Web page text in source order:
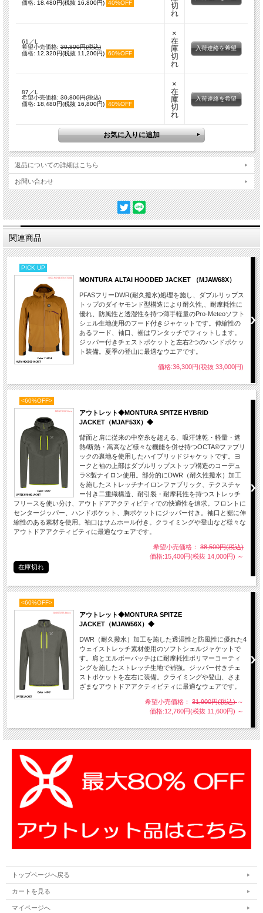
価格: 18,480円(税抜 16,800円) 40%OFF
切
れ
61／L
希望小売価格:30,800円(税込)
価格: 12,320円(税抜 11,200円) 60%OFF
×
在
庫
切
れ
入荷連絡を希望
87／L
希望小売価格:30,800円(税込)
価格: 18,480円(税抜 16,800円) 40%OFF
×
在
庫
切
れ
入荷連絡を希望
返品についての詳細はこちら
お問い合わせ
関連商品
PICK UP
MONTURA ALTAI HOODED JACKET （MJAW68X）
PFASフリーDWR(耐久撥水)処理を施し、ダブルリップス
トップのダイヤモンド型構造により耐久性,、耐摩耗性に
優れ、防風性と透湿性を持つ薄手軽量のPro-Meteoソフト
シェル生地使用のフード付きジャケットです。伸縮性の
あるフード、袖口、裾はワンタッチでフィットします。
ジッパー付きチェストポケットと左右2つのハンドポケッ
ト装備。夏季の登山に最適なウエアです。
価格:36,300円(税抜 33,000円)
<60%OFF>
アウトレット◆MONTURA SPITZE HYBRID
JACKET（MJAF53X）◆
背面と肩に従来の中空糸を超える、吸汗速乾・軽量・遮
熱/断熱・嵩高など様々な機能を併せ持つOCTA®ファブリ
ックの裏地を使用したハイブリッドジャケットです。ヨ
ークと袖の上部はダブルリップストップ構造のコーデュ
ラ®製ナイロン使用。部分的にDWR（耐久性撥水）加工
を施したストレッチナイロンファブリック、テクスチャ
ー付き二重織構造、耐引裂・耐摩耗性を持つストレッチ
フリースを使い分け、アウトドアアクティビティでの快適性を追求。フロントに
センタージッパー、ハンドポケット、胸ポケットにジッパー付き。袖口と裾に伸
縮性のある素材を使用。袖口はサムホール付き。クライミングや登山など様々な
アウトドアアクティビティに最適なウェアです。
希望小売価格： 38,500円(税込)
価格:15,400円(税抜 14,000円) ～
在庫切れ
<60%OFF>
アウトレット◆MONTURA SPITZE
JACKET（MJAW56X）◆
DWR（耐久撥水）加工を施した透湿性と防風性に優れた4
ウェイストレッチ素材使用のソフトシェルジャケットで
す。肩とエルボーパッチはに耐摩耗性ポリマーコーティ
ングを施したストレッチ生地で補強。ジッパー付きチェ
ストポケットを左右に装備。クライミングや登山、さま
ざまなアウトドアアクティビティに最適なウェアです。
希望小売価格： 31,900円(税込)～
価格:12,760円(税抜 11,600円) ～
トップページへ戻る
カートを見る
マイページへ